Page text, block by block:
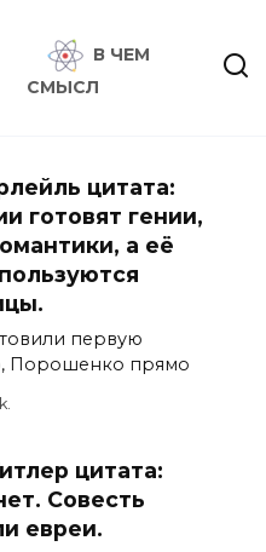
В ЧЕМ
СМЫСЛ
цитата:
готовят гении,
а её
первую
Порошенко прямо
цитата:
Совесть
евреи.